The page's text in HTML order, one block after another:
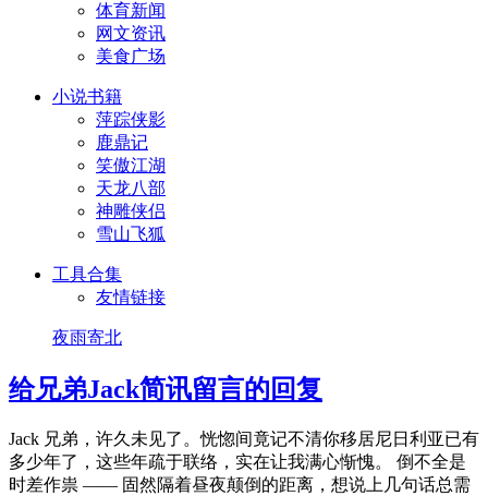
体育新闻
网文资讯
美食广场
小说书籍
萍踪侠影
鹿鼎记
笑傲江湖
天龙八部
神雕侠侣
雪山飞狐
工具合集
友情链接
夜雨寄北
给兄弟Jack简讯留言的回复
Jack 兄弟，许久未见了。恍惚间竟记不清你移居尼日利亚已有
多少年了，这些年疏于联络，实在让我满心惭愧。​ 倒不全是
时差作祟 —— 固然隔着昼夜颠倒的距离，想说上几句话总需